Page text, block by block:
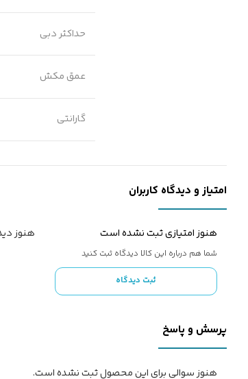
حداکثر دبی
عمق مکش
گارانتی
امتیاز و دیدگاه کاربران
هنوز امتیازی ثبت نشده است
شما هم درباره این کالا دیدگاه ثبت کنید
ثبت دیدگاه
هنوز
پرسش و پاسخ
هنوز سوالی برای این محصول ثبت نشده است.